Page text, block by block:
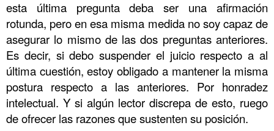
esta última pregunta deba ser una afirmación
rotunda, pero en esa misma medida no soy capaz de
asegurar lo mismo de las dos preguntas anteriores.
Es decir, si debo suspender el juicio respecto a al
última cuestión, estoy obligado a mantener la misma
postura respecto a las anteriores. Por honradez
intelectual. Y si algún lector discrepa de esto, ruego
de ofrecer las razones que sustenten su posición.